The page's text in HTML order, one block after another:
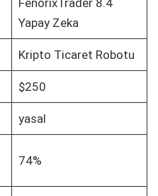
FenorixTrader 8.4
Yapay Zeka
Kripto Ticaret Robotu
$250
yasal
74%